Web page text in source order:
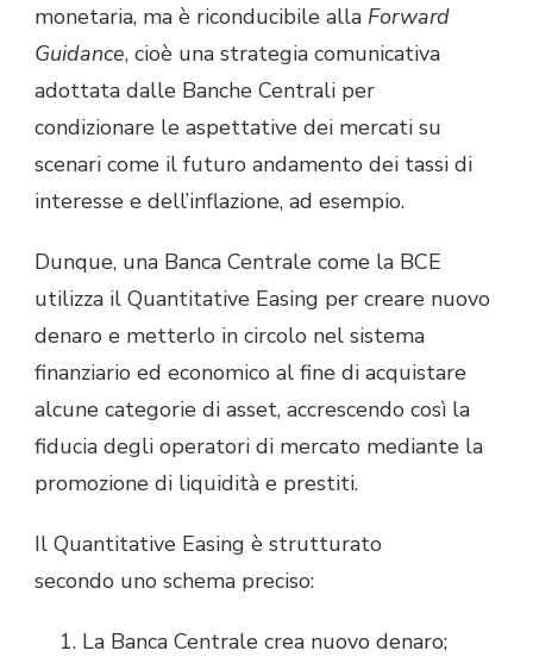
monetaria, ma è riconducibile alla Forward
Guidance, cioè una strategia comunicativa
adottata dalle Banche Centrali per
condizionare le aspettative dei mercati su
scenari come il futuro andamento dei tassi di
interesse e dell’inflazione, ad esempio.
Dunque, una Banca Centrale come la BCE
utilizza il Quantitative Easing per creare nuovo
denaro e metterlo in circolo nel sistema
finanziario ed economico al fine di acquistare
alcune categorie di asset, accrescendo così la
fiducia degli operatori di mercato mediante la
promozione di liquidità e prestiti.
Il Quantitative Easing è strutturato
secondo uno schema preciso:
La Banca Centrale crea nuovo denaro;